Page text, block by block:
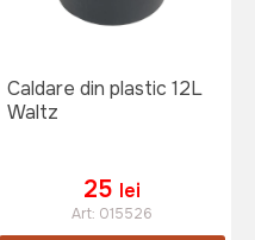
Caldare din plastic 12L
Waltz
25 lei
Art: 015526